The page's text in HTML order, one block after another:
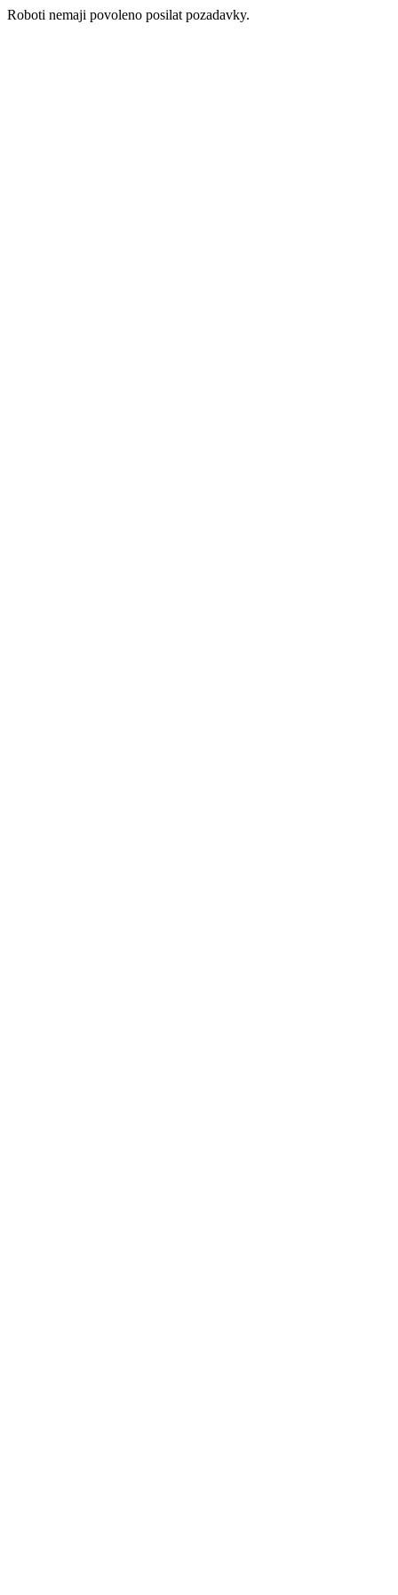
Roboti nemaji povoleno posilat pozadavky.